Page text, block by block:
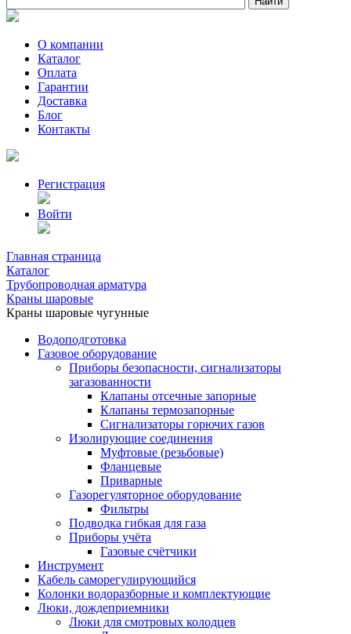
О компании
Каталог
Оплата
Гарантии
Доставка
Блог
Контакты
Регистрация
Войти
Главная страница
Каталог
Трубопроводная арматура
Краны шаровые
Краны шаровые чугунные
Водоподготовка
Газовое оборудование
Приборы безопасности, сигнализаторы
загазованности
Клапаны отсечные запорные
Клапаны термозапорные
Сигнализаторы горючих газов
Изолирующие соединения
Муфтовые (резьбовые)
Фланцевые
Приварные
Газорегуляторное оборудование
Фильтры
Подводка гибкая для газа
Приборы учёта
Газовые счётчики
Инструмент
Кабель саморегулирующийся
Колонки водоразборные и комплектующие
Люки, дождеприемники
Люки для смотровых колодцев